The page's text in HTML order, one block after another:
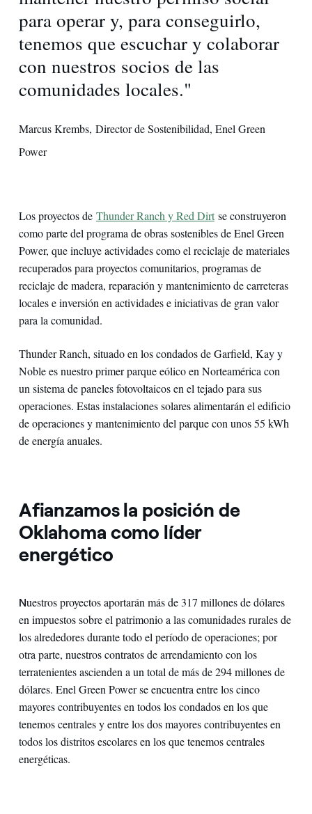
para operar y, para conseguirlo,
tenemos que escuchar y colaborar
con nuestros socios de las
comunidades locales."
Marcus Krembs, Director de Sostenibilidad, Enel Green
Power
Los proyectos de Thunder Ranch y Red Dirtse construyeron
como parte del programa de obras sostenibles de Enel Green
Power, que incluye actividades como el reciclaje de materiales
recuperados para proyectos comunitarios, programas de
reciclaje de madera, reparación y mantenimiento de carreteras
locales e inversión en actividades e iniciativas de gran valor
para la comunidad.
Thunder Ranch, situado en los condados de Garfield, Kay y
Noble es nuestro primer parque eólico en Norteamérica con
un sistema de paneles fotovoltaicos en el tejado para sus
operaciones. Estas instalaciones solares alimentarán el edificio
de operaciones y mantenimiento del parque con unos 55 kWh
de energía anuales.
Afianzamos la posición de
Oklahoma como líder
energético
Nuestros proyectos aportarán más de 317 millones de dólares
en impuestos sobre el patrimonio a las comunidades rurales de
los alrededores durante todo el período de operaciones; por
otra parte, nuestros contratos de arrendamiento con los
terratenientes ascienden a un total de más de 294 millones de
dólares. Enel Green Power se encuentra entre los cinco
mayores contribuyentes en todos los condados en los que
tenemos centrales y entre los dos mayores contribuyentes en
todos los distritos escolares en los que tenemos centrales
energéticas.